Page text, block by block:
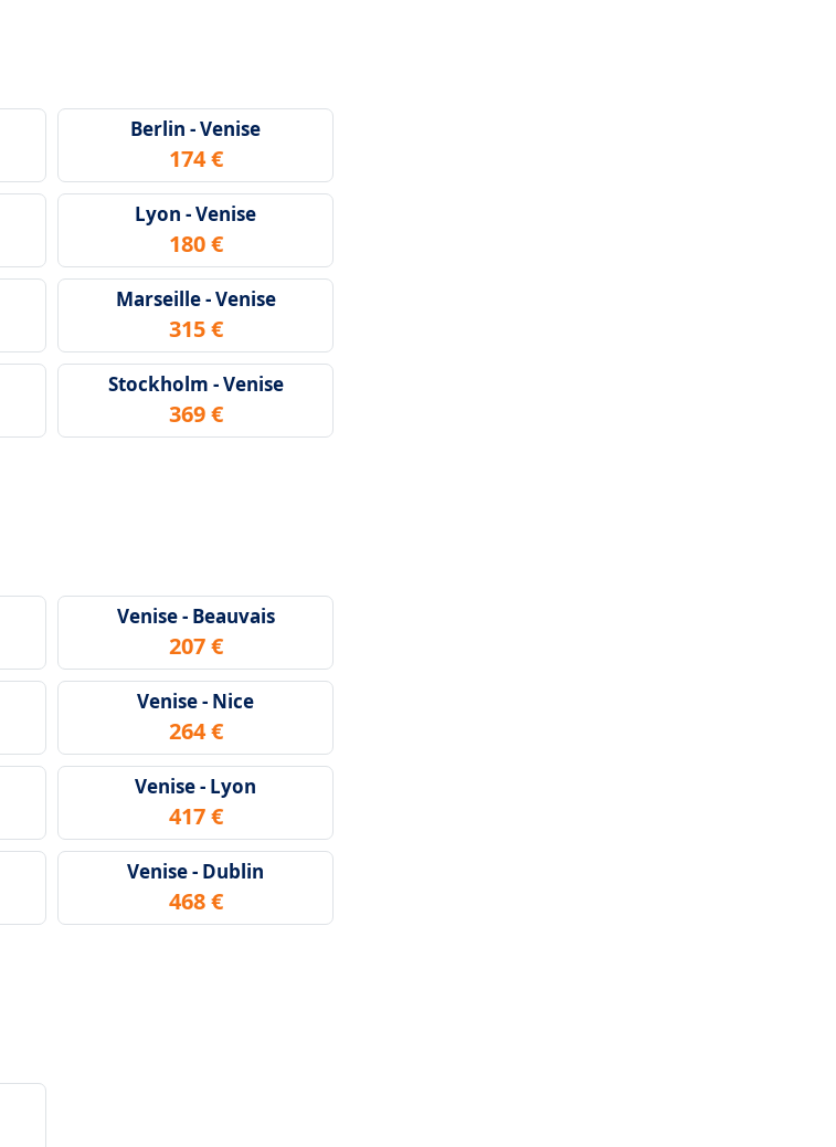
Berlin - Venise
174 €
Lyon - Venise
180 €
Marseille - Venise
315 €
Stockholm - Venise
369 €
Venise - Beauvais
207 €
Venise - Nice
264 €
Venise - Lyon
417 €
Venise - Dublin
468 €